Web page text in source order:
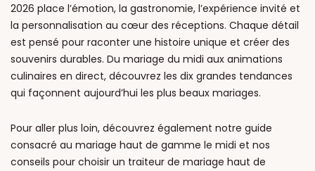
2026 place l’émotion, la gastronomie, l’expérience invité et
la personnalisation au cœur des réceptions. Chaque détail
est pensé pour raconter une histoire unique et créer des
souvenirs durables. Du mariage du midi aux animations
culinaires en direct, découvrez les dix grandes tendances
qui façonnent aujourd’hui les plus beaux mariages.
Pour aller plus loin, découvrez également notre guide
consacré au mariage haut de gamme le midi et nos
conseils pour choisir un traiteur de mariage haut de